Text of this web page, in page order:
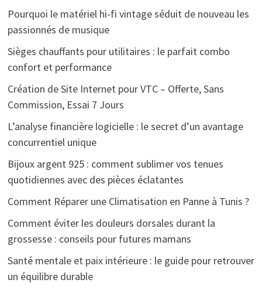
Pourquoi le matériel hi-fi vintage séduit de nouveau les
passionnés de musique
Sièges chauffants pour utilitaires : le parfait combo
confort et performance
Création de Site Internet pour VTC – Offerte, Sans
Commission, Essai 7 Jours
L’analyse financière logicielle : le secret d’un avantage
concurrentiel unique
Bijoux argent 925 : comment sublimer vos tenues
quotidiennes avec des pièces éclatantes
Comment Réparer une Climatisation en Panne à Tunis ?
Comment éviter les douleurs dorsales durant la
grossesse : conseils pour futures mamans
Santé mentale et paix intérieure : le guide pour retrouver
un équilibre durable